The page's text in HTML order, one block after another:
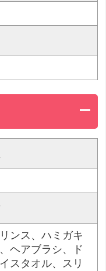
ンス、ハミガキ
ヘアブラシ、ド
スタオル、スリ